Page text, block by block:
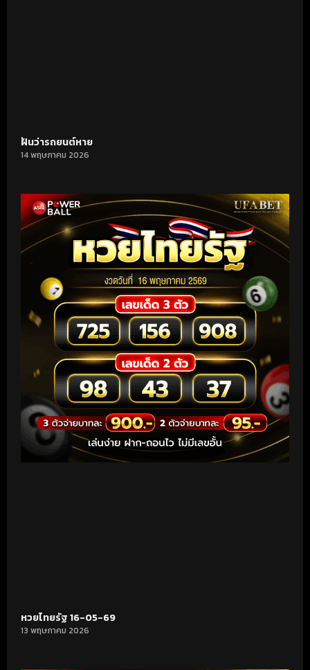
ฝันว่ารถยนต์หาย
14 พฤษภาคม 2026
หวยไทยรัฐ 16-05-69
13 พฤษภาคม 2026